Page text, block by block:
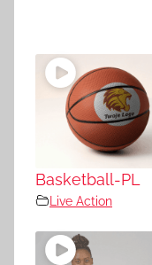
Basketball-PL
Live Action